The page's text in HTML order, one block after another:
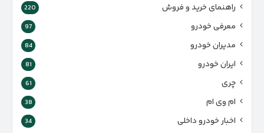
راهنمای خرید و فروش 220
معرفی خودرو 97
مدیران خودرو 84
ایران خودرو 81
چری 61
ام وی ام 38
اخبار خودرو داخلی 34